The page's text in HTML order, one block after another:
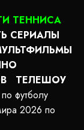
ТЕННИСА
СЕРИАЛЫ
ТЕЛЕШОУ
футболу
2026 по